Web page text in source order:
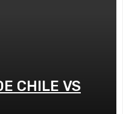
CHILE VS